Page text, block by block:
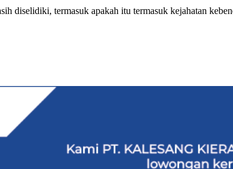
diselidiki, termasuk apakah itu termasuk kejahatan